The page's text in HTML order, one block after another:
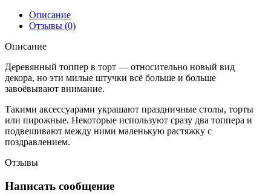
Описание
Отзывы (0)
Описание
Деревянный топпер в торт — относительно новый вид
декора, но эти милые штучки всё больше и больше
завоёвывают внимание.
Такими аксессуарами украшают праздничные столы, торты
или пирожные. Некоторые используют сразу два топпера и
подвешивают между ними маленькую растяжку с
поздравлением.
Отзывы
Написать сообщение